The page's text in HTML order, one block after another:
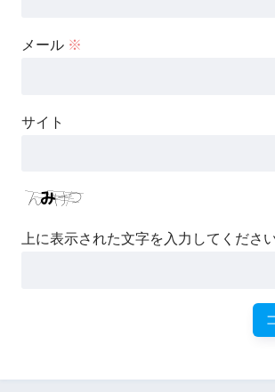
メール ※
サイト
上に表示された文字を入力してください